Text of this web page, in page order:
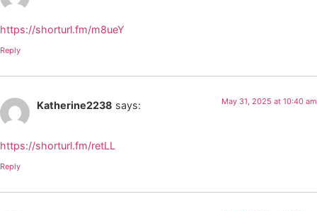
https://shorturl.fm/m8ueY
Reply
Katherine2238 says: May 31, 2025 at 10:40 am
https://shorturl.fm/retLL
Reply